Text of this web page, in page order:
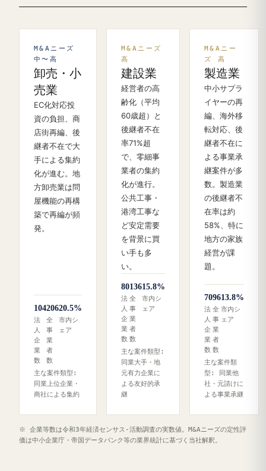
M&Aニーズ
中〜高
卸売・小
売業
EC化対応投
資の負担、商
店街再編、後
継者不在で大
手による集約
化が進む。地
方卸売業は問
屋機能の再構
築で再編が頻
発。
104
法
人
企
業
数
206
全
事
業
者
数
20.5%
市内シ
ェア
主な案件類型:
同業上位企業・
商社による集約
M&Aニーズ
高
建設業
経営者の高
齢化（平均
60歳超）と
後継者不在
率71%超
で、零細事
業者の集約
化が進行。
公共工事・
港湾工事な
ど安定需要
を背景に買
い手も多
い。
80
法
人
企
業
数
136
全
事
業
者
数
15.8%
市内シ
ェア
主な案件類型:
同業大手・地
元有力企業に
よる友好的承
継
M&Aニー
ズ 高
製造業
中小サプラ
イヤーの再
編、海外移
転対応、後
継者不在に
よる事業承
継案件が多
数。製造業
の後継者不
在率は約
58%、特に
地方の家族
経営が課
題。
70
法
人
企
業
数
96
全
事
業
者
数
13.8%
市内シ
ェア
主な案件類
型: 同業他
社・元請けに
よる事業承継
※ 企業等数は令和3年経済センサス‐活動調査の実数値。M&Aニーズの定性評
価は中小企業庁・帝国データバンク等の業界統計に基づく当社解釈。